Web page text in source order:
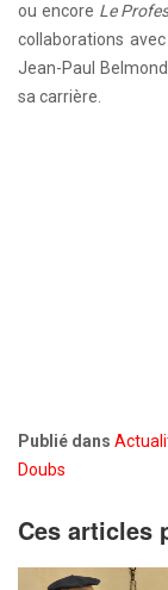
ou encore Le
collaborations
Jean-Paul
sa carrière.
Publié dans
Doubs
Ces articles